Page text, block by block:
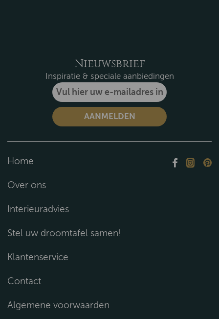
Nieuwsbrief
Inspiratie & speciale aanbiedingen
Home
Over ons
Interieuradvies
Stel uw droomtafel samen!
Klantenservice
Contact
Algemene voorwaarden